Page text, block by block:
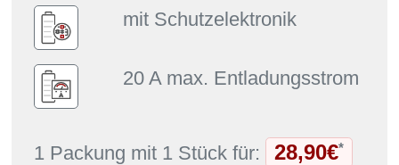
mit Schutzelektronik
20 A max. Entladungsstrom
1 Packung mit 1 Stück für: 28,90€*